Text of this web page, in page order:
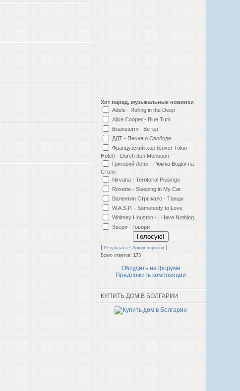
Хит парад, музыкальные новинки
Adele - Rolling in the Deep
Alice Cooper - Blue Turk
Brainstorm - Ветер
ДДТ - Песня о Свободе
Французский хор (cover Tokio
Hotel) - Durch den Monsoon
Григорий Лепс - Рюмка Водки на
Столе
Nirvana - Territorial Pissings
Roxette - Sleeping in My Car
Валентин Стрыкало - Танцы
W.A.S.P. - Somebody to Love
Whitney Houston - I Have Nothing
Звери - Говори
[Результаты ·Архив опросов ]
Всего ответов:173
Обсудить на форуме
Предложить композиции
КУПИТЬ ДОМ В БОЛГАРИИ